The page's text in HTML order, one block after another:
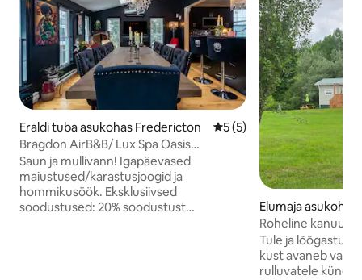
Eraldi tuba asukohas Fredericton Keskmine hinnang 5/5, 5
5 (5)
Bragdon AirB&B/ Lux Spa Oasis
mullivanni ja saunaga!
Saun ja mullivann! Igapäevased
maiustused/karastusjoogid ja
hommikusöök. Eksklusiivsed
soodustused: 20% soodustust
Elumaja
orth
Roheline kanuu
Tule ja lõõgastu
kust avaneb
rulluvatele